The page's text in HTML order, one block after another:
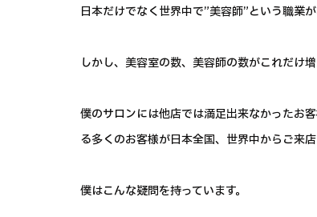
日本だけでなく世界中で”美容師”という職業
しかし、美容室の数、美容師の数がこれだけ
僕のサロンには他店では満足出来なかったお
る多くのお客様が日本全国、世界中からご来店
僕はこんな疑問を持っています。